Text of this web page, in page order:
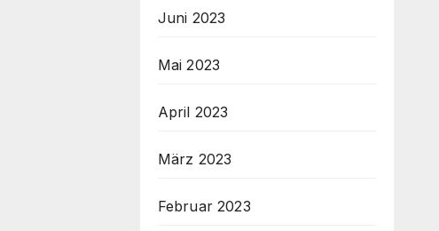
Juni 2023
Mai 2023
April 2023
März 2023
Februar 2023